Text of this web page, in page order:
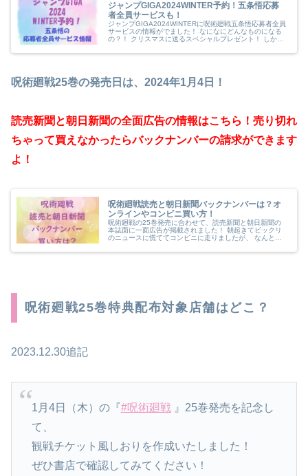
ジャンプGIGA2024WINTER予約！五条悟応募
者全員サービスも！
ジャンプGIGA2024WINTERに呪術廻戦五条悟応募者全員
サービスの情報がでました！ なになにどんなものになる
の？！ クリスマスに送るスペシャルプレゼント！ しかも
せないです。 あれ、...
呪術廻戦25巻の発売日は、2024年1月4日！
読売新聞と朝日新聞の全面広告の情報はこちら！売り切れ
ちゃって買えなかったらバックナンバーの請求ができます
よ！
呪術廻戦読売と朝日新聞バックナンバーは？オ
ンラインやコンビニ買い方！
呪術廻戦の25巻発売に合わせて、読売新聞と朝日新聞の
本誌面に一面広告が掲載されました！ 朝起きてビックリ
のニュースに慌ててコンビニに走りましたが、 なんと読
うやってバックナンバーを取り寄せ...
呪術廻戦25巻特典配布対象店舗はどこ？
2023.12.30追記
1月4日（木）の『#呪術廻戦』25巻発売を記念し
て、
観戦チケット風しおりを作成いたしました！
ぜひ書店で確認してみてください！